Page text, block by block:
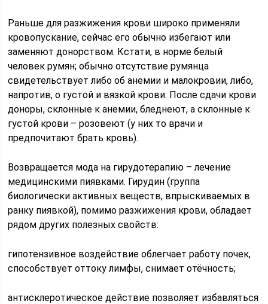
Раньше для разжижения крови широко применяли
кровопускание, сейчас его обычно избегают или
заменяют донорством. Кстати, в норме белый
человек румян; обычно отсутствие румянца
свидетельствует либо об анемии и малокровии, либо,
напротив, о густой и вязкой крови. После сдачи крови
доноры, склонные к анемии, бледнеют, а склонные к
густой крови – розовеют (у них то врачи и
предпочитают брать кровь).
Возвращается мода на гирудотерапию – лечение
медицинскими пиявками. Гирудин (группа
биологически активных веществ, впрыскиваемых в
ранку пиявкой), помимо разжижения крови, обладает
рядом других полезных свойств:
гипотензивное воздействие облегчает работу почек,
способствует оттоку лимфы, снимает отёчность;
антисклеротическое действие позволяет избавляться